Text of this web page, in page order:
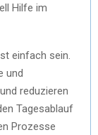
Hilfe im
einfach sein.
und
reduzieren
Tagesablauf
Prozesse